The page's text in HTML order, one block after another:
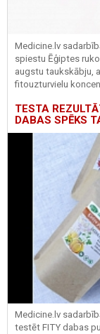
Medicine.lv
spiestu Ēģiptes
augstu taukskābju,
fitouzturvielu
TESTA
DABAS SPĒKS
Medicine.lv
testēt FITY dabas